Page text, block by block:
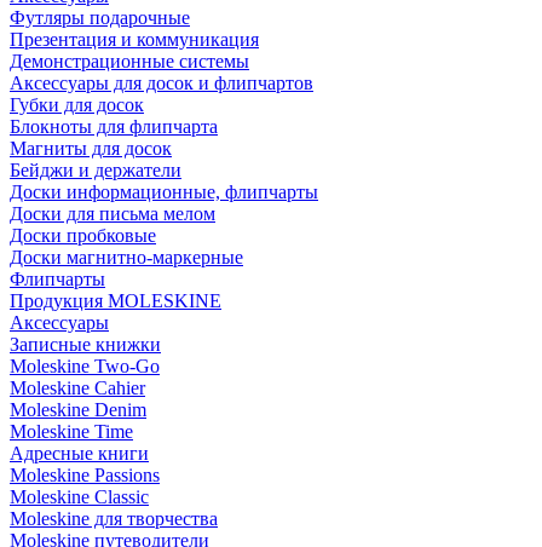
Футляры подарочные
Презентация и коммуникация
Демонстрационные системы
Аксессуары для досок и флипчартов
Губки для досок
Блокноты для флипчарта
Магниты для досок
Бейджи и держатели
Доски информационные, флипчарты
Доски для письма мелом
Доски пробковые
Доски магнитно-маркерные
Флипчарты
Продукция MOLESKINE
Аксессуары
Записные книжки
Moleskine Two-Go
Moleskine Cahier
Moleskine Denim
Moleskine Time
Адресные книги
Moleskine Passions
Moleskine Classic
Moleskine для творчества
Moleskine путеводители